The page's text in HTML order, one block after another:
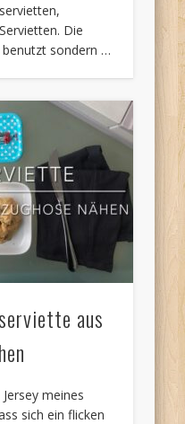
Die
sondern …
aus
meines
sich ein flicken